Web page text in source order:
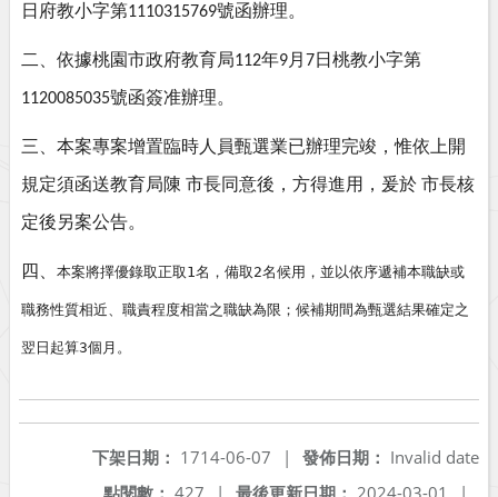
日府教小字第1110315769號函辦理。
二、依據桃園市政府教育局112年9月 7日桃教小字第
1120085035號函簽准辦理。
三、本案專案增置臨時人員甄選業已辦理完竣，惟依上開
規定須函送教育局陳 市長同意後，方得進用，爰於 市長核
定後另案公告。
四、 本案將擇優錄取正取1名，備取2名候用，並以依序遞補本職缺或
職務性質相近、職責程度相當之職缺為限；候補期間為甄選結果確定之
翌日起算3個月。
發佈日期： Invalid date
下架日期： 1714-06-07
|
最後更新日期： 2024-03-01 |
點閱數： 427 |